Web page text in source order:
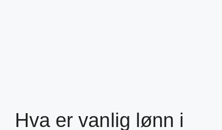
Hva er vanlig lønn i